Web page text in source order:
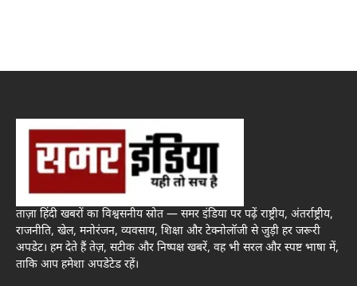
ताज़ा हिंदी खबरों का विश्वसनीय स्रोत — समर इंडिया पर पढ़ें राष्ट्रीय, अंतर्राष्ट्रीय,
राजनीति, खेल, मनोरंजन, व्यवसाय, शिक्षा और टेक्नोलॉजी से जुड़ी हर जरूरी
अपडेट। हम देते हैं तेज़, सटीक और निष्पक्ष खबरें, वह भी सरल और स्पष्ट भाषा में,
ताकि आप हमेशा अपडेटेड रहें।